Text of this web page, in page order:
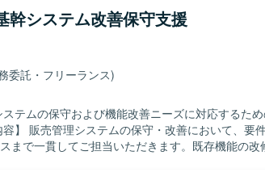
体的に業務を推進していただける方を求めていま
状況に応じて柔軟に立ち回れる方が望ましいです。
テストまで上流から下流まで一貫して関わるこ
ら業務系システム開発のスキルをさらに高めてい
ることで、ドメイン知識や設計力を広く身につけ
環境となります。
幹システム改善保守支援
委託・フリーランス)
ステムの保守および機能改善ニーズに対応するた
まで一貫してご担当いただきます。既存機能の改